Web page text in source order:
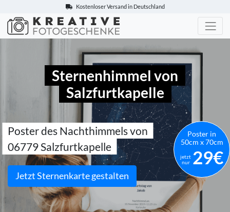
Kostenloser Versand in Deutschland
Kreative-Fotogeschenke.de
Sternenhimmel von
Salzfurtkapelle
Poster des Nachthimmels von
06779 Salzfurtkapelle
Jetzt Sternenkarte gestalten
Poster in
50cm x 70cm
jetzt
nur 29€